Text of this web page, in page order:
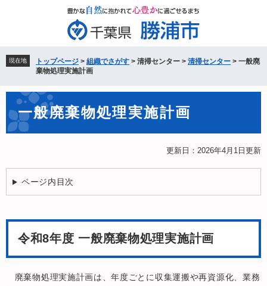
先
頭
す。
を
飛
し
文
現在地 トップページ > 組織でさがす > 清掃センター > 清掃センター > 一般廃
棄物処理実施計画
文 一般廃棄物処理実施計画
更新日：2026年4月1日更新
ページ内目次
令和8年度 一般廃棄物処理実施計画
廃棄物処理実施計画は、年度ごとに収集運搬や再資源化、業務